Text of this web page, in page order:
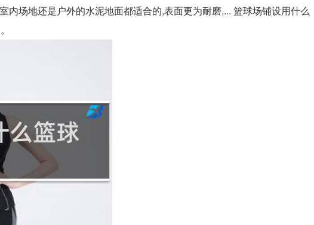
场地还是户外的水泥地面都适合的,表面更为耐磨,... 篮球场铺设用什么